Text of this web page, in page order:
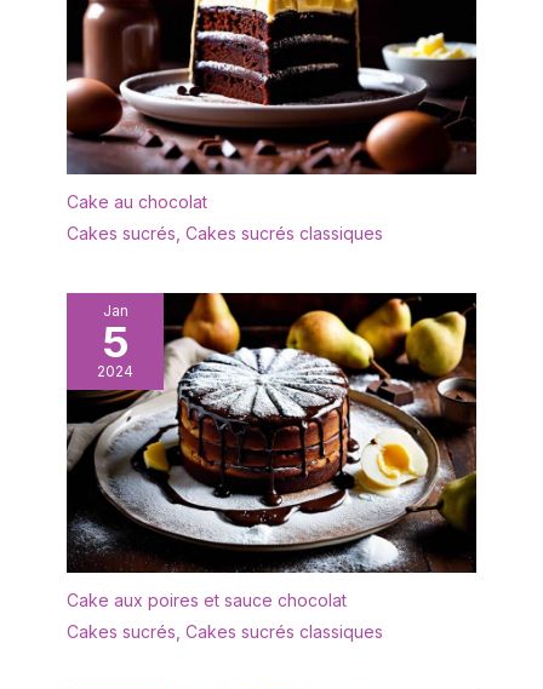
Cake au chocolat
Cakes sucrés Cakes sucrés classiques
Jan
5
2024
Cake aux poires et sauce chocolat
Cakes sucrés Cakes sucrés classiques